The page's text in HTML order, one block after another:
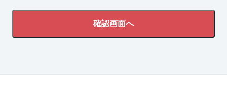
確認画面へ